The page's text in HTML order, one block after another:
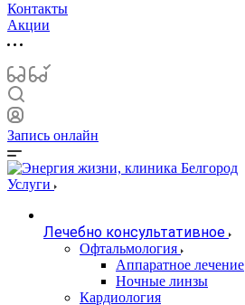
Контакты
Акции
Запись онлайн
Услуги
Лечебно консультативное
Офтальмология
Аппаратное лечение
Ночные линзы
Кардиология